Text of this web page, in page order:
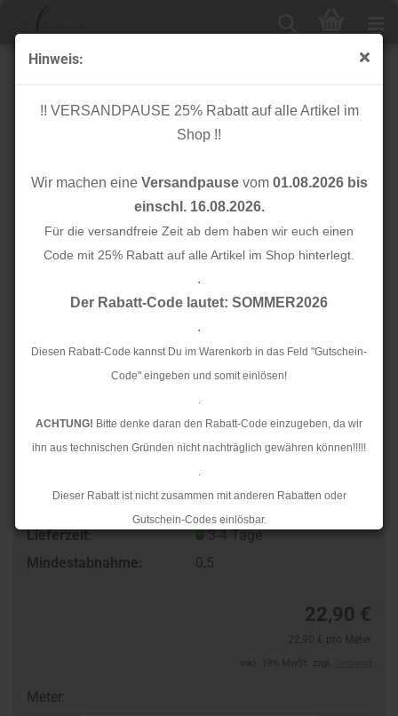
Hinweis:
!! VERSANDPAUSE 25% Rabatt auf alle Artikel im
Shop !!
Wir machen eine Versandpausevom 01.08.2026 bis
einschl. 16.08.2026.
Für die versandfreie Zeit ab dem haben wir euch einen
Code mit 25% Rabatt auf alle Artikel im Shop hinterlegt.
.
Der Rabatt-Code lautet: SOMMER2026
.
Diesen Rabatt-Code kannst Du im Warenkorb in das Feld "Gutschein-
Code" eingeben und somit einlösen!
.
ACHTUNG! Bitte denke daran den Rabatt-Code einzugeben, da wir
ihn aus technischen Gründen nicht nachträglich gewähren können!!!!!
.
Dieser Rabatt ist nicht zusammen mit anderen Rabatten oder
Gutschein-Codes einlösbar.
.
Ab dem 17.08.2026 versenden wir wieder wie gewohnt. Aufgrund des
Viskose - Buttercups Still Life - Aquarelle - Art Gallery
Fabrics
Lieferzeit:
3-4 Tage
Mindestabnahme:
0,5
22,90 €
Meter: